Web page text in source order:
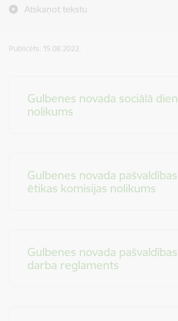
Atskaņot tekstu
Publicēts: 15.08.2022.
Gulbenes novada sociālā
nolikums
Gulbenes novada pašvaldības
ētikas komisijas nolikums
Gulbenes novada pašvaldības
darba reglaments